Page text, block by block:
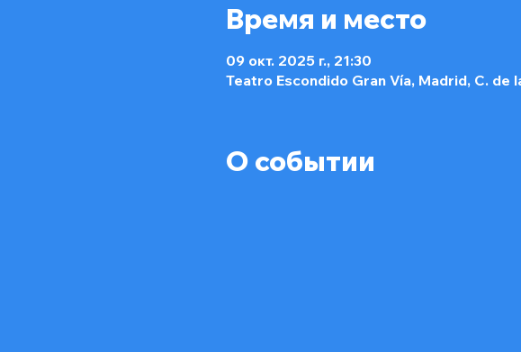
Время и место
09 окт. 2025 г., 21:30
Teatro Escondido Gran Vía, Madrid, C. de
О событии